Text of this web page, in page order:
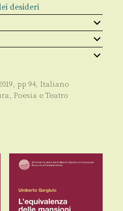
desideri
, pp 94, Italiano
Poesia e Teatro